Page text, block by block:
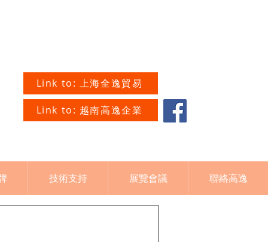
Link to: 上海全逸貿易
Link to: 越南高逸企業
技術支持 展覽會議 聯絡高逸